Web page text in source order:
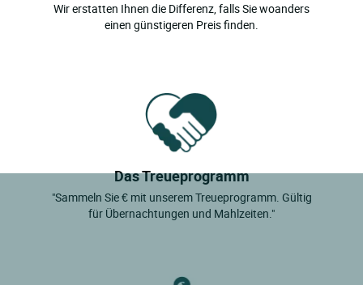
Wir erstatten Ihnen die Differenz, falls Sie woanders
einen günstigeren Preis finden.
Das Treueprogramm
"Sammeln Sie € mit unserem Treueprogramm. Gültig
für Übernachtungen und Mahlzeiten."